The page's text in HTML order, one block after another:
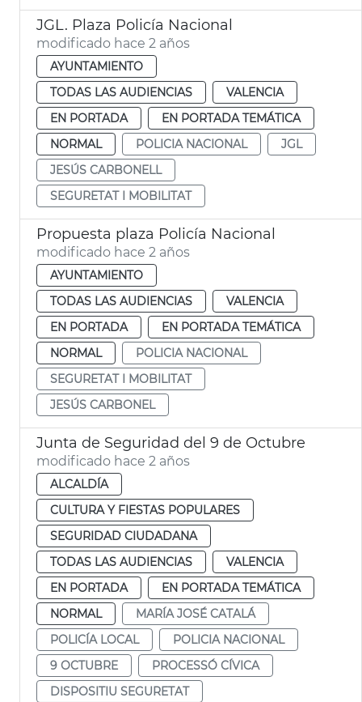
JGL. Plaza Policía Nacional
modificado hace 2 años
AYUNTAMIENTO
TODAS LAS AUDIENCIAS
VALENCIA
EN PORTADA
EN PORTADA TEMÁTICA
NORMAL
POLICIA NACIONAL
JGL
JESÚS CARBONELL
SEGURETAT I MOBILITAT
Propuesta plaza Policía Nacional
modificado hace 2 años
AYUNTAMIENTO
TODAS LAS AUDIENCIAS
VALENCIA
EN PORTADA
EN PORTADA TEMÁTICA
NORMAL
POLICIA NACIONAL
SEGURETAT I MOBILITAT
JESÚS CARBONEL
Junta de Seguridad del 9 de Octubre
modificado hace 2 años
ALCALDÍA
CULTURA Y FIESTAS POPULARES
SEGURIDAD CIUDADANA
TODAS LAS AUDIENCIAS
VALENCIA
EN PORTADA
EN PORTADA TEMÁTICA
NORMAL
MARÍA JOSÉ CATALÁ
POLICÍA LOCAL
POLICIA NACIONAL
9 OCTUBRE
PROCESSÓ CÍVICA
DISPOSITIU SEGURETAT